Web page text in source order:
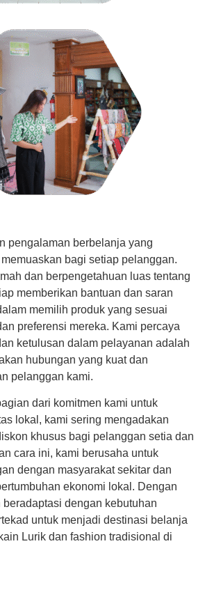
pengalaman berbelanja yang
bagi setiap pelanggan.
dan berpengetahuan luas tentang
memberikan bantuan dan saran
memilih produk yang sesuai
preferensi mereka. Kami percaya
ketulusan dalam pelayanan adalah
hubungan yang kuat dan
pelanggan kami.
dari komitmen kami untuk
lokal, kami sering mengadakan
khusus bagi pelanggan setia dan
cara ini, kami berusaha untuk
dengan masyarakat sekitar dan
ekonomi lokal. Dengan
dengan kebutuhan
untuk menjadi destinasi belanja
Lurik dan fashion tradisional di